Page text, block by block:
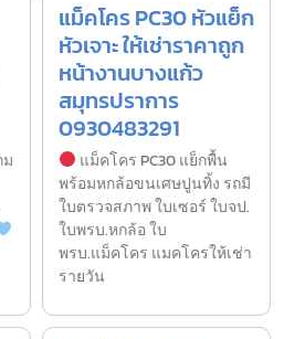
แม็คโคร PC30 หัวแย็ก
หัวเจาะ ให้เช่าราคาถูก
หน้างานบางแก้ว
สมุทรปราการ
0930483291
แม็คโคร PC30 แย็กพื้น
พร้อมหกล้อขนเศษปูนทิ้ง รถมี
ใบตรวจสภาพ ใบเซอร์ ใบจป.
ใบพรบ.หกล้อ ใบ
พรบ.แม็คโคร แมคโครให้เช่า
รายวัน